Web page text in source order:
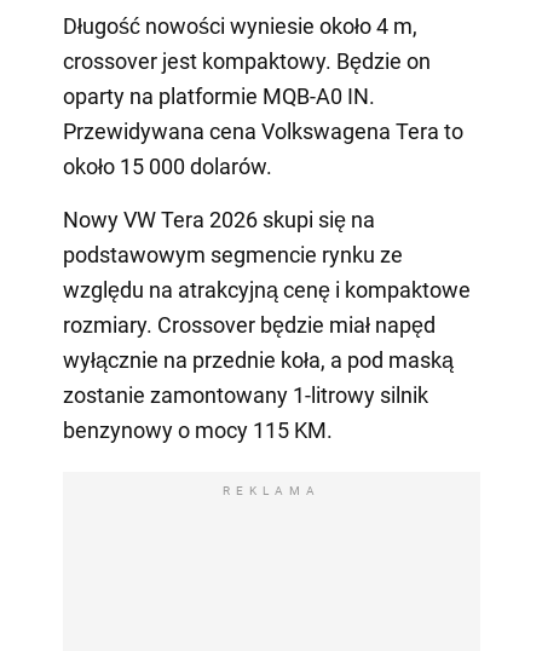
Długość nowości wyniesie około 4 m,
crossover jest kompaktowy. Będzie on
oparty na platformie MQB-A0 IN.
Przewidywana cena Volkswagena Tera to
około 15 000 dolarów.
Nowy VW Tera 2026 skupi się na
podstawowym segmencie rynku ze
względu na atrakcyjną cenę i kompaktowe
rozmiary. Crossover będzie miał napęd
wyłącznie na przednie koła, a pod maską
zostanie zamontowany 1-litrowy silnik
benzynowy o mocy 115 KM.
REKLAMA